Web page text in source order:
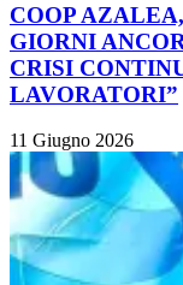
COOP
GIORNI
CRISI
LAVORATORI”
11 Giugno 2026